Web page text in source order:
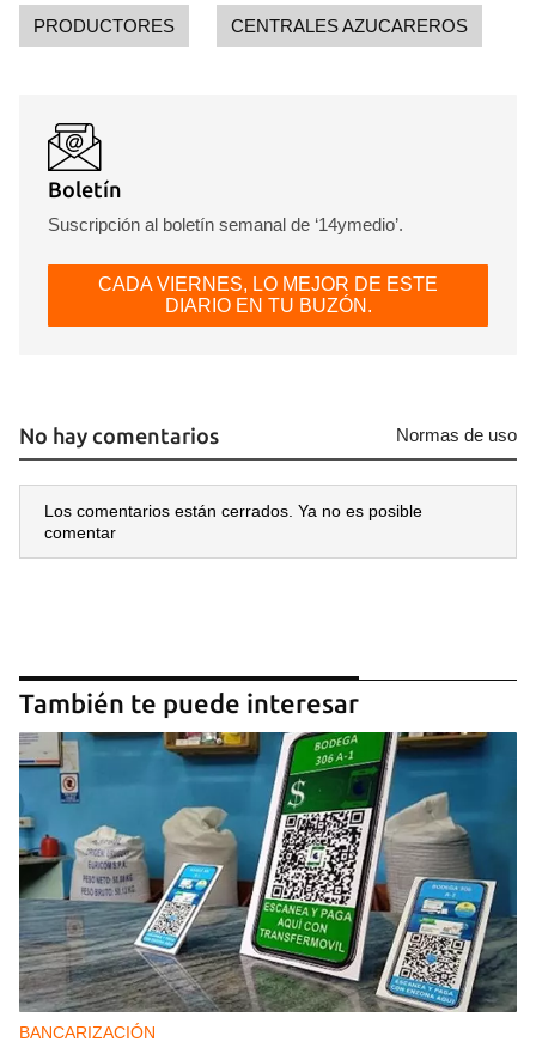
PRODUCTORES CENTRALES AZUCAREROS
Boletín
Suscripción al boletín semanal de ‘14ymedio’.
CADA VIERNES, LO MEJOR DE ESTE
DIARIO EN TU BUZÓN.
No hay comentarios Normas de uso
Los comentarios están cerrados. Ya no es posible
comentar
También te puede interesar
BANCARIZACIÓN